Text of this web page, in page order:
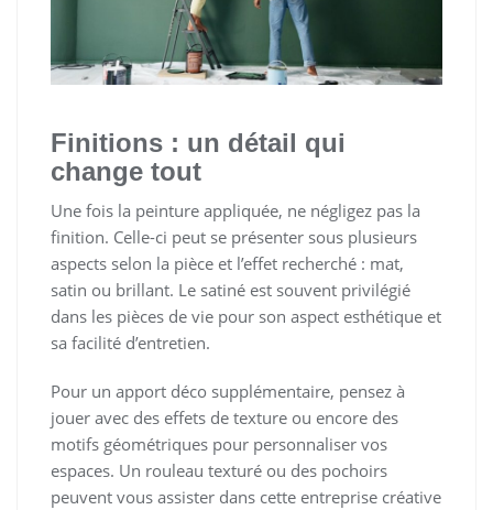
Finitions : un détail qui
change tout
Une fois la peinture appliquée, ne négligez pas la
finition. Celle-ci peut se présenter sous plusieurs
aspects selon la pièce et l’effet recherché : mat,
satin ou brillant. Le satiné est souvent privilégié
dans les pièces de vie pour son aspect esthétique et
sa facilité d’entretien.
Pour un apport déco supplémentaire, pensez à
jouer avec des effets de texture ou encore des
motifs géométriques pour personnaliser vos
espaces. Un rouleau texturé ou des pochoirs
peuvent vous assister dans cette entreprise créative